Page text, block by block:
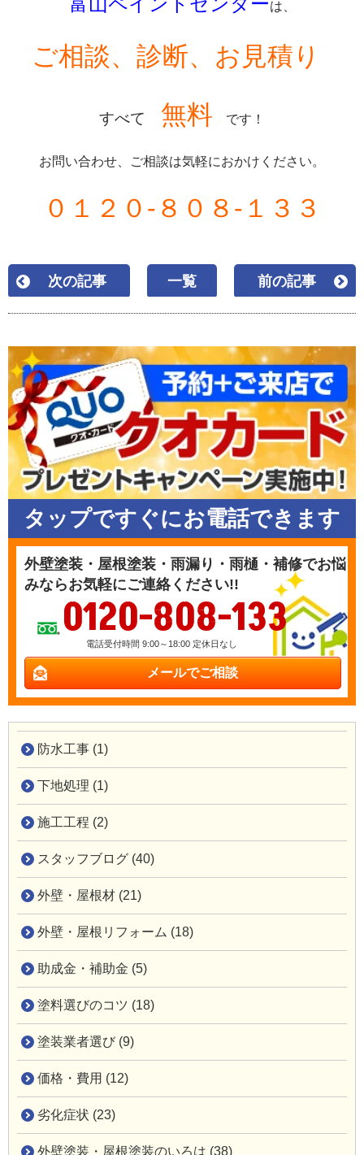
は、
ご相談、診断、お見積り
すべて 無料 です！
お問い合わせ、ご相談は気軽におかけください。
０１２０-８０８-１３３
次の記事 一覧 前の記事
タップですぐにお電話できます
外壁塗装・屋根塗装・雨漏り・雨樋・補修でお悩
みならお気軽にご連絡ください!!
0120-808-133
電話受付時間 9:00～18:00 定休日なし
メールでご相談
防水工事 (1)
下地処理 (1)
施工工程 (2)
スタッフブログ (40)
外壁・屋根材 (21)
外壁・屋根リフォーム (18)
助成金・補助金 (5)
塗料選びのコツ (18)
塗装業者選び (9)
価格・費用 (12)
劣化症状 (23)
外壁塗装・屋根塗装のいろは (38)